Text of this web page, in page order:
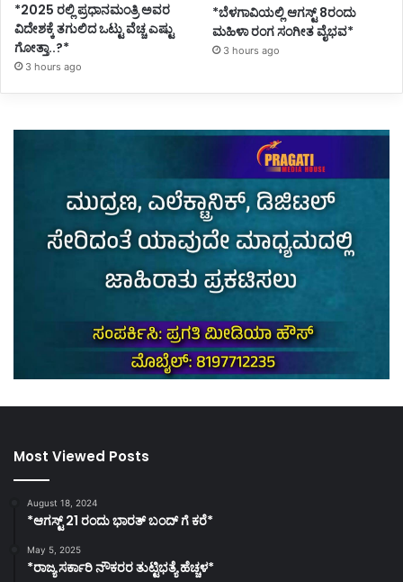
*2025 ರಲ್ಲಿ ಪ್ರಧಾನಮಂತ್ರಿ ಅವರ
ವಿದೇಶಕ್ಕೆ ತಗುಲಿದ ಒಟ್ಟು ವೆಚ್ಚ ಎಷ್ಟು
ಗೋತ್ತಾ..?*
3 hours ago
*ಬೆಳಗಾವಿಯಲ್ಲಿ ಆಗಸ್ಟ್ 8ರಂದು
ಮಹಿಳಾ ರಂಗ ಸಂಗೀತ ವೈಭವ*
3 hours ago
Most Viewed Posts
August 18, 2024
*ಆಗಸ್ಟ್ 21 ರಂದು ಭಾರತ್‌ ಬಂದ್‌ ಗೆ ಕರೆ*
May 5, 2025
*ರಾಜ್ಯ ಸರ್ಕಾರಿ ನೌಕರರ ತುಟ್ಟಿಭತ್ಯೆ ಹೆಚ್ಚಳ*